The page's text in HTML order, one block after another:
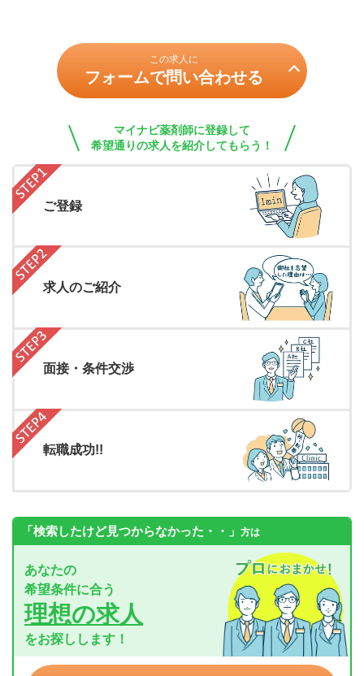
この求人に
フォームで問い合わせる
マイナビ薬剤師に登録して
希望通りの求人を紹介してもらう！
ご登録
求人のご紹介
面接・条件交渉
転職成功!!
「検索したけど見つからなかった・・」 方は
あなたの
希望条件に合う
理想の求人
をお探しします！